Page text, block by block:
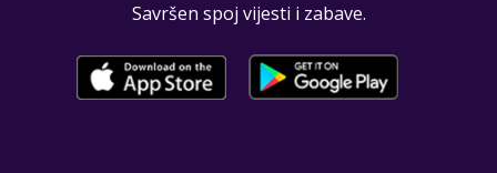
Savršen spoj vijesti i zabave.